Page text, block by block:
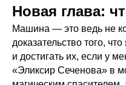
Новая глава:
Машина — это ведь не
доказательство того,
и достигать их, если у
«Эликсир Сеченова» в